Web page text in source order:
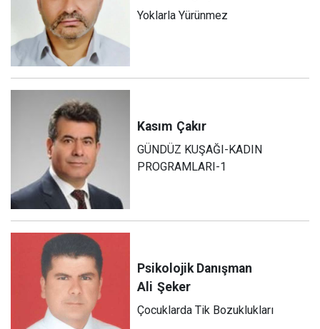
Yoklarla Yürünmez
Kasım Çakır
GÜNDÜZ KUŞAĞI-KADIN
PROGRAMLARI-1
Psikolojik Danışman
Ali Şeker
Çocuklarda Tik Bozuklukları